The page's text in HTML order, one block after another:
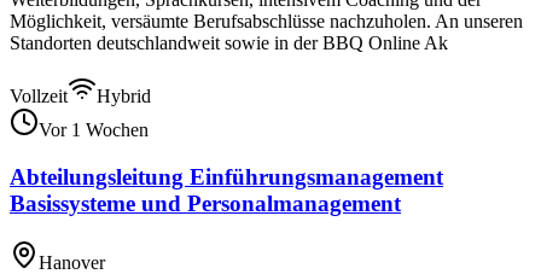
Möglichkeit, versäumte Berufsabschlüsse nachzuholen. An unseren
Standorten deutschlandweit sowie in der BBQ Online Ak
Vollzeit
Hybrid
Vor 1 Wochen
Abteilungsleitung Einführungsmanagement
Basissysteme und Personalmanagement
Hanover